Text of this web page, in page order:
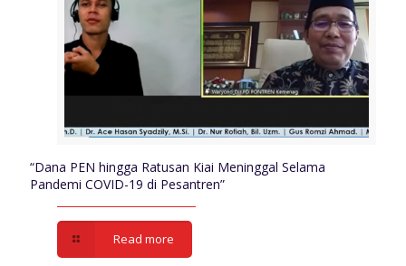
“Dana PEN hingga Ratusan Kiai Meninggal Selama
Pandemi COVID-19 di Pesantren”
Read more